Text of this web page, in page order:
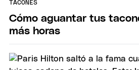
TACONES
Cómo aguantar tus
más horas